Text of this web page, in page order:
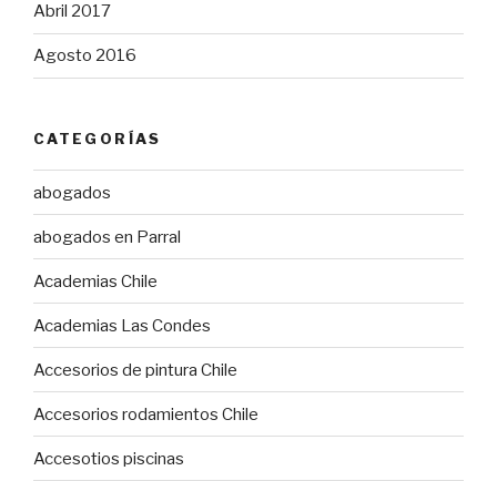
Abril 2017
Agosto 2016
CATEGORÍAS
abogados
abogados en Parral
Academias Chile
Academias Las Condes
Accesorios de pintura Chile
Accesorios rodamientos Chile
Accesotios piscinas